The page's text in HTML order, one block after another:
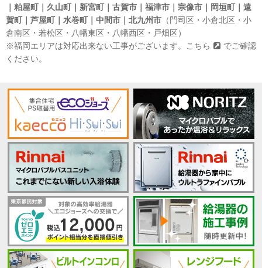
｜粕屋町｜久山町｜新宮町｜古賀市｜福津市｜宗像市｜岡垣町｜遠
賀町｜芦屋町｜水巻町｜中間市｜北九州市 （門司区・小倉北区・小
倉南区・若松区・八幡東区・八幡西区・戸畑区）
※福岡エリアは対応出来ない工事がございます。
こちら
でご確認
ください。